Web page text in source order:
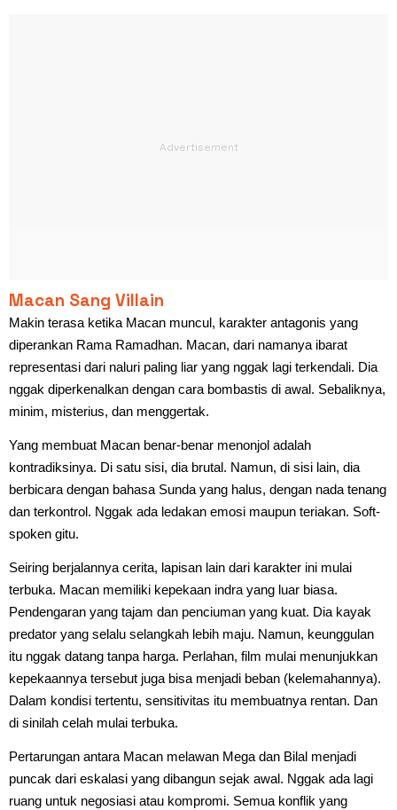
Macan Sang Villain
Makin terasa ketika Macan muncul, karakter antagonis yang
diperankan Rama Ramadhan. Macan, dari namanya ibarat
representasi dari naluri paling liar yang nggak lagi terkendali. Dia
nggak diperkenalkan dengan cara bombastis di awal. Sebaliknya,
minim, misterius, dan menggertak.
Yang membuat Macan benar-benar menonjol adalah
kontradiksinya. Di satu sisi, dia brutal. Namun, di sisi lain, dia
berbicara dengan bahasa Sunda yang halus, dengan nada tenang
dan terkontrol. Nggak ada ledakan emosi maupun teriakan. Soft-
spoken gitu.
Seiring berjalannya cerita, lapisan lain dari karakter ini mulai
terbuka. Macan memiliki kepekaan indra yang luar biasa.
Pendengaran yang tajam dan penciuman yang kuat. Dia kayak
predator yang selalu selangkah lebih maju. Namun, keunggulan
itu nggak datang tanpa harga. Perlahan, film mulai menunjukkan
kepekaannya tersebut juga bisa menjadi beban (kelemahannya).
Dalam kondisi tertentu, sensitivitas itu membuatnya rentan. Dan
di sinilah celah mulai terbuka.
Pertarungan antara Macan melawan Mega dan Bilal menjadi
puncak dari eskalasi yang dibangun sejak awal. Nggak ada lagi
ruang untuk negosiasi atau kompromi. Semua konflik yang